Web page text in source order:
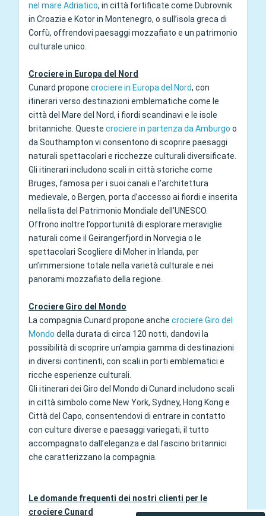
nel mare Adriatico, in città fortificate come Dubrovnik
in Croazia e Kotor in Montenegro, o sull’isola greca di
Corfù, offrendovi paesaggi mozzafiato e un patrimonio
culturale unico.
Crociere in Europa del Nord
Cunard propone crociere in Europa del Nord, con
itinerari verso destinazioni emblematiche come le
città del Mare del Nord, i fiordi scandinavi e le isole
britanniche. Queste crociere in partenza da Amburgo o
da Southampton vi consentono di scoprire paesaggi
naturali spettacolari e ricchezze culturali diversificate.
Gli itinerari includono scali in città storiche come
Bruges, famosa per i suoi canali e l’architettura
medievale, o Bergen, porta d’accesso ai fiordi e inserita
nella lista del Patrimonio Mondiale dell’UNESCO.
Offrono inoltre l’opportunità di esplorare meraviglie
naturali come il Geirangerfjord in Norvegia o le
spettacolari Scogliere di Moher in Irlanda, per
un’immersione totale nella varietà culturale e nei
panorami mozzafiato della regione.
Crociere Giro del Mondo
La compagnia Cunard propone anche crociere Giro del
Mondo della durata di circa 120 notti, dandovi la
possibilità di scoprire un’ampia gamma di destinazioni
in diversi continenti, con scali in porti emblematici e
ricche esperienze culturali.
Gli itinerari dei Giro del Mondo di Cunard includono scali
in città simbolo come New York, Sydney, Hong Kong e
Città del Capo, consentendovi di entrare in contatto
con culture diverse e paesaggi variegati, il tutto
accompagnato dall’eleganza e dal fascino britannici
che caratterizzano la compagnia.
Le domande frequenti dei nostri clienti per le
crociere Cunard